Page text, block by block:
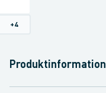
+4
Produktinformation